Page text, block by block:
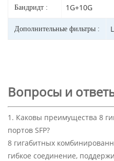
Бандридт : 1G+10G
Дополнительные фильтры :
Вопросы и
1. Каковы преимущества 8
портов SFP?
8 гигабитных
гибкое соединение,